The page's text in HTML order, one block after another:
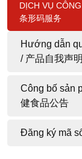
DỊCH VỤ
条形码服务
Hướng dẫn
/ 产品自我声
Công bố sản
健食品公告
Đăng ký mã